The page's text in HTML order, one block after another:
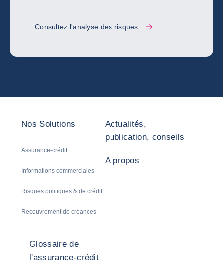
Consultez l'analyse des risques
Nos Solutions
Assurance-crédit
Informations commerciales
Risques politiques & de crédit
Recouvrement de créances
Actualités,
publication, conseils
A propos
Glossaire de
l'assurance-crédit